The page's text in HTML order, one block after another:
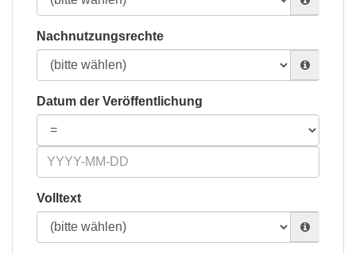
Nachnutzungsrechte
Datum der Veröffentlichung
Volltext